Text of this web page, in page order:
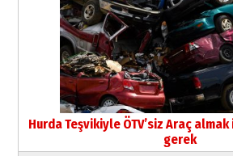
Hurda Teşvikiyle ÖTV’siz Araç
gerek